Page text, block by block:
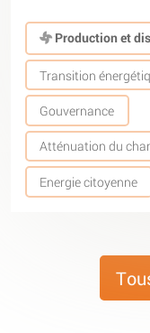
Production et
Transition
Gouvernance
Atténuation du
Energie citoyenne